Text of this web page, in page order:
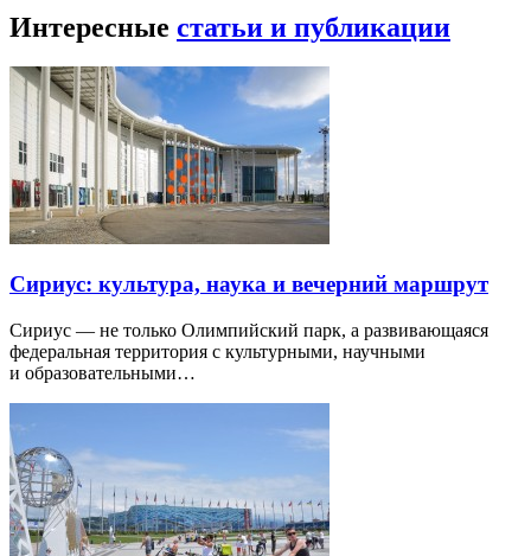
Интересные статьи и публикации
Сириус: культура, наука и вечерний маршрут
Сириус — не только Олимпийский парк, а развивающаяся
федеральная территория с культурными, научными
и образовательными…